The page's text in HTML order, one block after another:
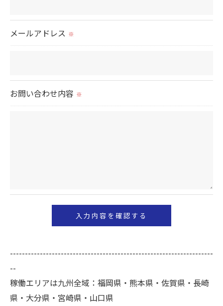
当社では、お客様の個人情報の開示･訂正･削除・利
個人情報の開示･訂正･削除・利用停止の具体的手続
きにつきましては、お電話でお問合せ下さい。
メールアドレス ※
お問い合わせ内容 ※
--------------------------------------------------------------------
--
稼働エリアは九州全域：福岡県・熊本県・佐賀県・長崎
県・大分県・宮崎県・山口県